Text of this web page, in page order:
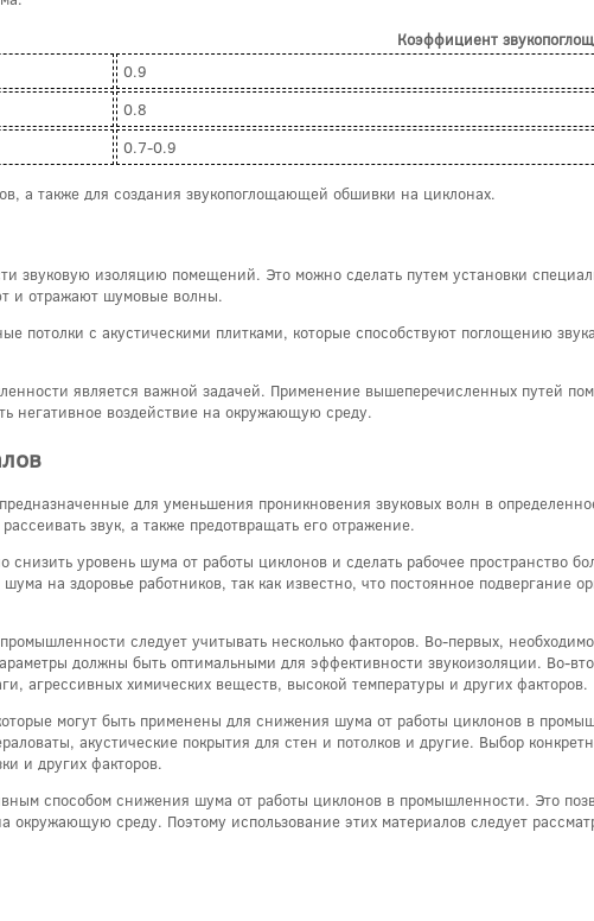
Коэффициент
0.9
0.8
0.7-0.9
а также для создания звукопоглощающей обшивки на циклонах.
звуковую изоляцию помещений. Это можно сделать путем установки
и отражают шумовые волны.
потолки с акустическими плитками, которые способствуют поглощению
является важной задачей. Применение вышеперечисленных путей
негативное воздействие на окружающую среду.
для уменьшения проникновения звуковых волн в
звук, а также предотвращать его отражение.
уровень шума от работы циклонов и сделать рабочее пространство
на здоровье работников, так как известно, что постоянное подвергание
следует учитывать несколько факторов. Во-первых,
должны быть оптимальными для эффективности звукоизоляции. Во-
агрессивных химических веществ, высокой температуры и других факторов.
могут быть применены для снижения шума от работы циклонов в
акустические покрытия для стен и потолков и другие. Выбор
и других факторов.
способом снижения шума от работы циклонов в промышленности. Это
среду. Поэтому использование этих материалов следует